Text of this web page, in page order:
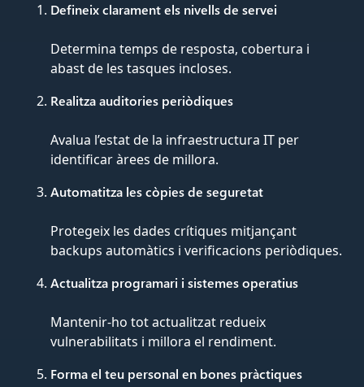
Defineix clarament els nivells de servei
Determina temps de resposta, cobertura i
abast de les tasques incloses.
Realitza auditories periòdiques
Avalua l’estat de la infraestructura IT per
identificar àrees de millora.
Automatitza les còpies de seguretat
Protegeix les dades crítiques mitjançant
backups automàtics i verificacions periòdiques.
Actualitza programari i sistemes operatius
Mantenir-ho tot actualitzat redueix
vulnerabilitats i millora el rendiment.
Forma el teu personal en bones pràctiques